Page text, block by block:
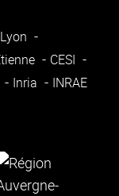
CESI
Inria INRAE